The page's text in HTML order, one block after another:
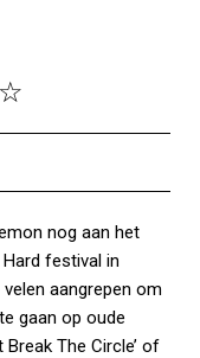
☆
nog aan het
festival in
aangrepen om
gaan op oude
Break The Circle’ of